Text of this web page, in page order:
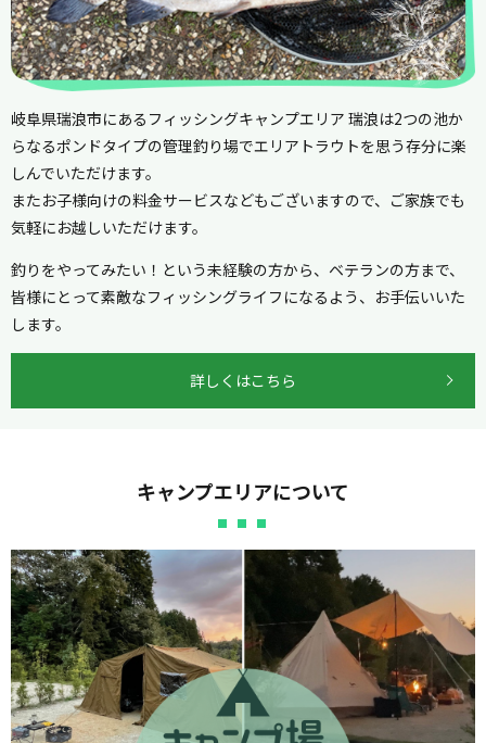
岐阜県瑞浪市にあるフィッシングキャンプエリア 瑞浪は2つの池か
らなるポンドタイプの管理釣り場でエリアトラウトを思う存分に楽
しんでいただけます。
またお子様向けの料金サービスなどもございますので、ご家族でも
気軽にお越しいただけます。
釣りをやってみたい！という未経験の方から、ベテランの方まで、
皆様にとって素敵なフィッシングライフになるよう、お手伝いいた
します。
詳しくはこちら
キャンプエリアについて